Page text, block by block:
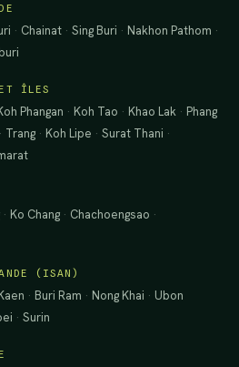
· Chainat ·Sing Buri · Nakhon Pathom ·
ÎLES
Phangan · Koh Tao · Khao Lak · Phang
· Trang · Koh Lipe ·Surat Thani ·
· Ko Chang · Chachoengsao ·
(ISAN)
· Buri Ram · Nong Khai · Ubon
·Surin